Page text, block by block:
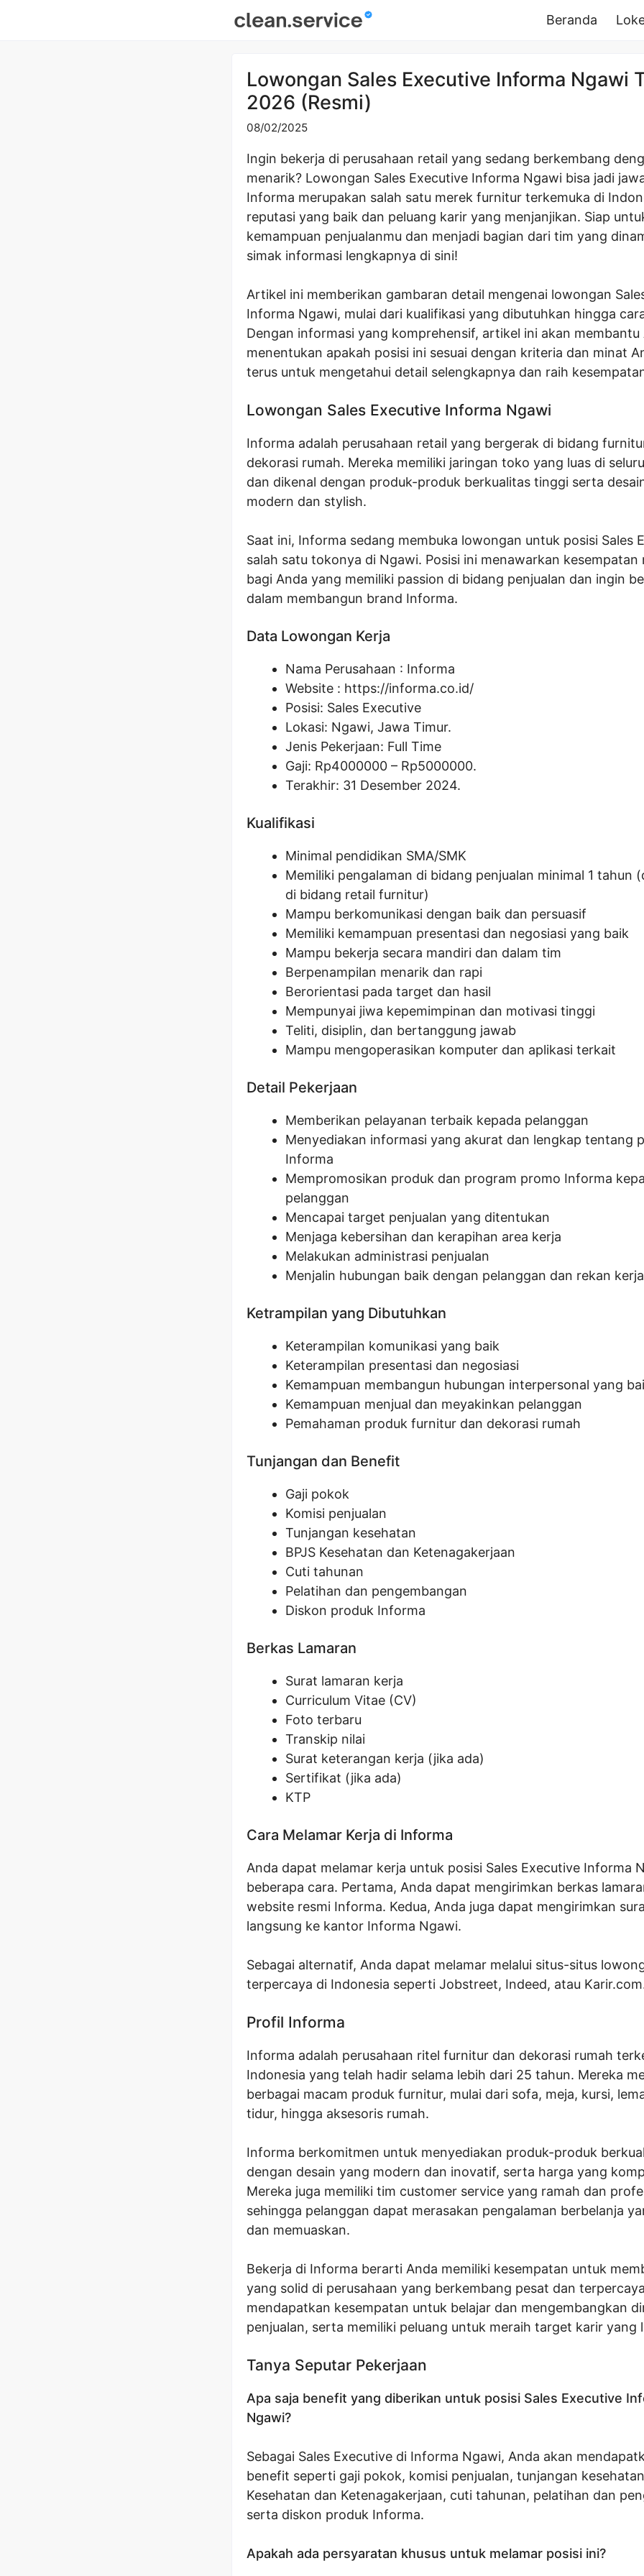
Beranda
Lowongan Sales Executive Informa Ngawi
2026 (Resmi)
08/02/2025
Ingin bekerja di perusahaan retail yang sedang berkembang
menarik? Lowongan Sales Executive Informa Ngawi bisa jadi
Informa merupakan salah satu merek furnitur terkemuka di
reputasi yang baik dan peluang karir yang menjanjikan. Siap
kemampuan penjualanmu dan menjadi bagian dari tim yang
simak informasi lengkapnya di sini!
Artikel ini memberikan gambaran detail mengenai lowongan
Informa Ngawi, mulai dari kualifikasi yang dibutuhkan hingga
Dengan informasi yang komprehensif, artikel ini akan membantu
menentukan apakah posisi ini sesuai dengan kriteria dan minat
terus untuk mengetahui detail selengkapnya dan raih
Lowongan Sales Executive Informa Ngawi
Informa adalah perusahaan retail yang bergerak di bidang
dekorasi rumah. Mereka memiliki jaringan toko yang luas di
dan dikenal dengan produk-produk berkualitas tinggi serta
modern dan stylish.
Saat ini, Informa sedang membuka lowongan untuk posisi Sales
salah satu tokonya di Ngawi. Posisi ini menawarkan kesempatan
bagi Anda yang memiliki passion di bidang penjualan dan ingin
dalam membangun brand Informa.
Data Lowongan Kerja
Nama Perusahaan : Informa
Website : https://informa.co.id/
Posisi: Sales Executive
Lokasi: Ngawi, Jawa Timur.
Jenis Pekerjaan: Full Time
Gaji: Rp4000000 – Rp5000000.
Terakhir: 31 Desember 2024.
Kualifikasi
Minimal pendidikan SMA/SMK
Memiliki pengalaman di bidang penjualan minimal 1 tahun
di bidang retail furnitur)
Mampu berkomunikasi dengan baik dan persuasif
Memiliki kemampuan presentasi dan negosiasi yang baik
Mampu bekerja secara mandiri dan dalam tim
Berpenampilan menarik dan rapi
Berorientasi pada target dan hasil
Mempunyai jiwa kepemimpinan dan motivasi tinggi
Teliti, disiplin, dan bertanggung jawab
Mampu mengoperasikan komputer dan aplikasi terkait
Detail Pekerjaan
Memberikan pelayanan terbaik kepada pelanggan
Menyediakan informasi yang akurat dan lengkap tentang
Informa
Mempromosikan produk dan program promo Informa
pelanggan
Mencapai target penjualan yang ditentukan
Menjaga kebersihan dan kerapihan area kerja
Melakukan administrasi penjualan
Menjalin hubungan baik dengan pelanggan dan rekan kerja
Ketrampilan yang Dibutuhkan
Keterampilan komunikasi yang baik
Keterampilan presentasi dan negosiasi
Kemampuan membangun hubungan interpersonal yang
Kemampuan menjual dan meyakinkan pelanggan
Pemahaman produk furnitur dan dekorasi rumah
Tunjangan dan Benefit
Gaji pokok
Komisi penjualan
Tunjangan kesehatan
BPJS Kesehatan dan Ketenagakerjaan
Cuti tahunan
Pelatihan dan pengembangan
Diskon produk Informa
Berkas Lamaran
Surat lamaran kerja
Curriculum Vitae (CV)
Foto terbaru
Transkip nilai
Surat keterangan kerja (jika ada)
Sertifikat (jika ada)
KTP
Cara Melamar Kerja di Informa
Anda dapat melamar kerja untuk posisi Sales Executive Informa
beberapa cara. Pertama, Anda dapat mengirimkan berkas
website resmi Informa. Kedua, Anda juga dapat mengirimkan
langsung ke kantor Informa Ngawi.
Sebagai alternatif, Anda dapat melamar melalui situs-situs
terpercaya di Indonesia seperti Jobstreet, Indeed, atau
Profil Informa
Informa adalah perusahaan ritel furnitur dan dekorasi rumah
Indonesia yang telah hadir selama lebih dari 25 tahun. Mereka
berbagai macam produk furnitur, mulai dari sofa, meja, kursi,
tidur, hingga aksesoris rumah.
Informa berkomitmen untuk menyediakan produk-produk
dengan desain yang modern dan inovatif, serta harga yang
Mereka juga memiliki tim customer service yang ramah dan
sehingga pelanggan dapat merasakan pengalaman berbelanja
dan memuaskan.
Bekerja di Informa berarti Anda memiliki kesempatan untuk
yang solid di perusahaan yang berkembang pesat dan
mendapatkan kesempatan untuk belajar dan mengembangkan
penjualan, serta memiliki peluang untuk meraih target karir yang
Tanya Seputar Pekerjaan
Apa saja benefit yang diberikan untuk posisi Sales Executive
Ngawi?
Sebagai Sales Executive di Informa Ngawi, Anda akan
benefit seperti gaji pokok, komisi penjualan, tunjangan
Kesehatan dan Ketenagakerjaan, cuti tahunan, pelatihan dan
serta diskon produk Informa.
Apakah ada persyaratan khusus untuk melamar posisi ini?